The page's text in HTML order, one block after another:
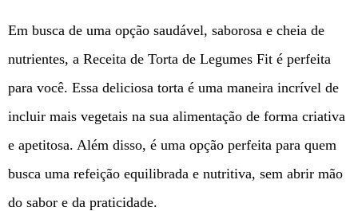
Em busca de uma opção saudável, saborosa e cheia de
nutrientes, a Receita de Torta de Legumes Fit é perfeita
para você. Essa deliciosa torta é uma maneira incrível de
incluir mais vegetais na sua alimentação de forma criativa
e apetitosa. Além disso, é uma opção perfeita para quem
busca uma refeição equilibrada e nutritiva, sem abrir mão
do sabor e da praticidade.